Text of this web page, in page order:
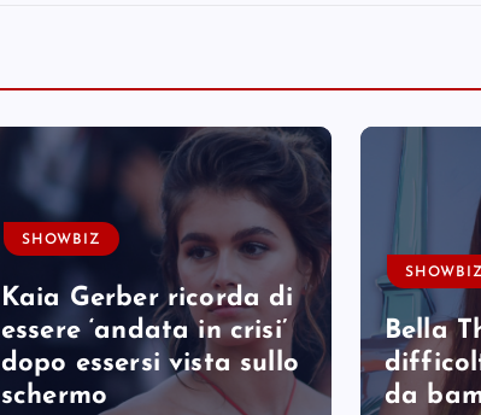
SHOWBIZ
Kaia Gerber ricorda di
essere ‘andata in crisi’
dopo essersi vista sullo
schermo
SHOWBIZ
Bella
da